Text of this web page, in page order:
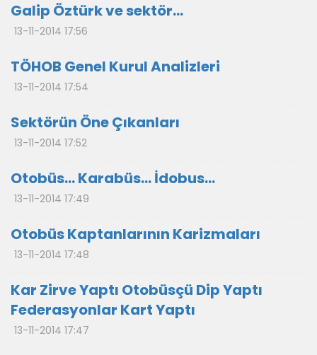
Galip Öztürk ve sektör…
13-11-2014 17:56
TÖHOB Genel Kurul Analizleri
13-11-2014 17:54
Sektörün Öne Çıkanları
13-11-2014 17:52
Otobüs… Karabüs… İdobus…
13-11-2014 17:49
Otobüs Kaptanlarının Karizmaları
13-11-2014 17:48
Kar Zirve Yaptı Otobüsçü Dip Yaptı
Federasyonlar Kart Yaptı
13-11-2014 17:47